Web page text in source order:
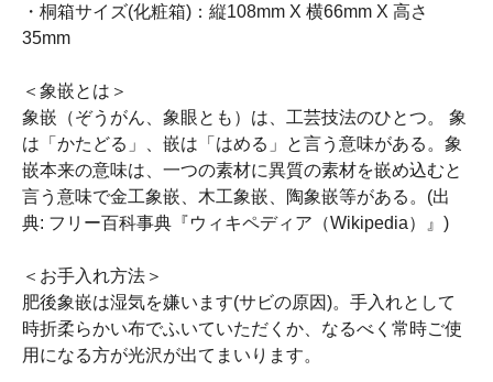
・桐箱サイズ(化粧箱)：縦108mm X 横66mm X 高さ
35mm
＜象嵌とは＞
象嵌（ぞうがん、象眼とも）は、工芸技法のひとつ。 象
は「かたどる」、嵌は「はめる」と言う意味がある。象
嵌本来の意味は、一つの素材に異質の素材を嵌め込むと
言う意味で金工象嵌、木工象嵌、陶象嵌等がある。(出
典: フリー百科事典『ウィキペディア（Wikipedia）』)
＜お手入れ方法＞
肥後象嵌は湿気を嫌います(サビの原因)。手入れとして
時折柔らかい布でふいていただくか、なるべく常時ご使
用になる方が光沢が出てまいります。